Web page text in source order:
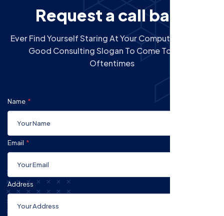
Request a call ba
Ever Find Yourself Staring At Your Computer Screen A
Good Consulting Slogan To Come To Mind?
Oftentimes
Name
Email
Address